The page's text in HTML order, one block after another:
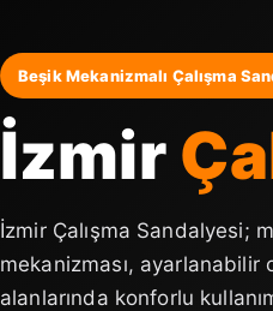
Beşik Mekanizmalı Çalışma
İzmir
İzmir Çalışma Sandalyesi;
mekanizması, ayarlanabilir
alanlarında konforlu